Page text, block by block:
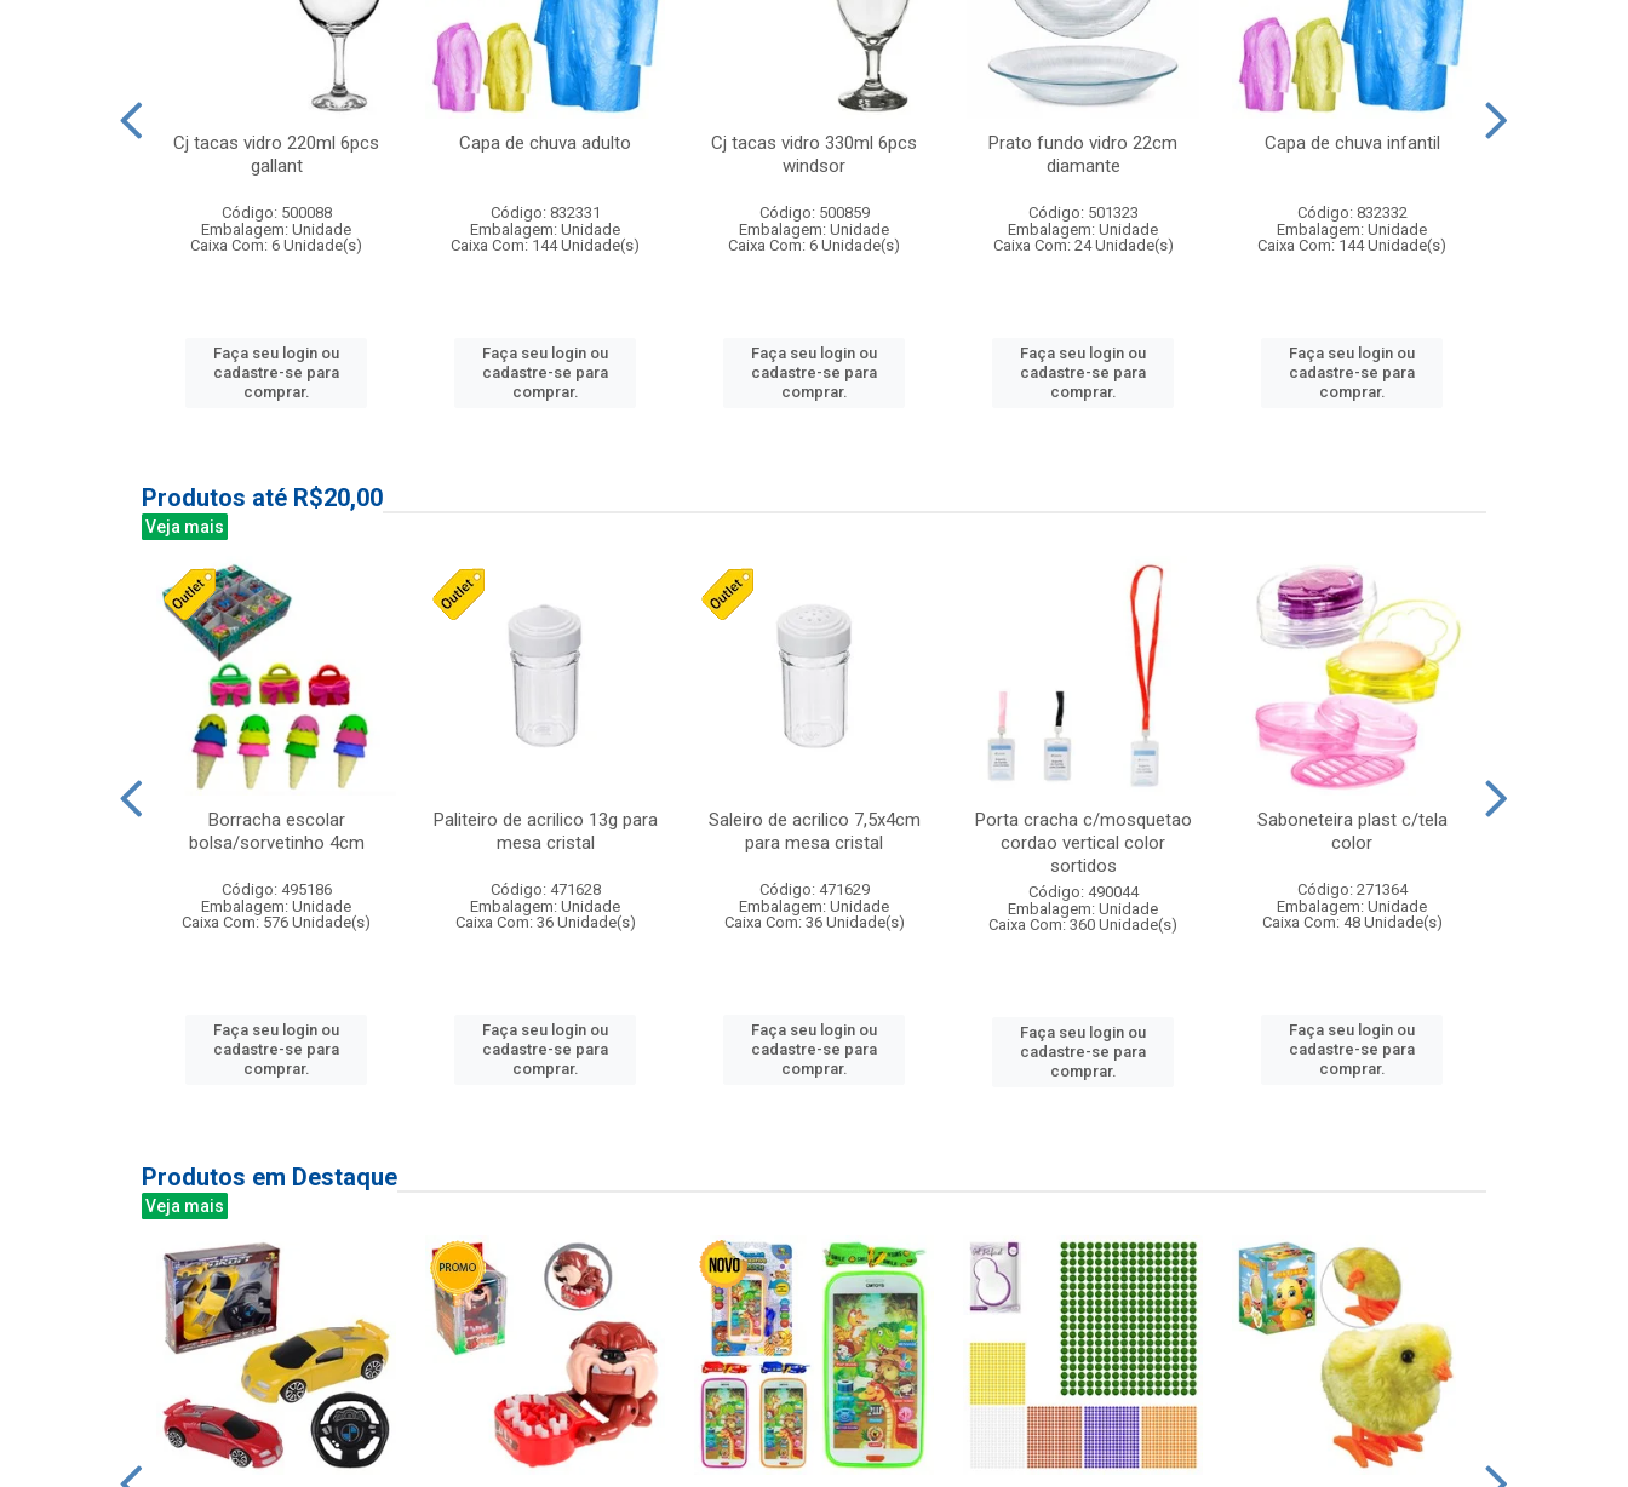
Cj tacas vidro 220ml 6pcs
gallant
Código: 500088
Embalagem: Unidade
Caixa Com: 6 Unidade(s)
Faça seu login ou
cadastre-se para
comprar.
Capa de chuva adulto
Código: 832331
Embalagem: Unidade
Caixa Com: 144 Unidade(s)
Faça seu login ou
cadastre-se para
comprar.
Cj tacas vidro 330ml 6pcs
windsor
Código: 500859
Embalagem: Unidade
Caixa Com: 6 Unidade(s)
Faça seu login ou
cadastre-se para
comprar.
Prato fundo vidro 22cm
diamante
Código: 501323
Embalagem: Unidade
Caixa Com: 24 Unidade(s)
Faça seu login ou
cadastre-se para
comprar.
Capa de chuva infantil
Código: 832332
Embalagem: Unidade
Caixa Com: 144 Unidade(s)
Faça seu login ou
cadastre-se para
comprar.
Produtos até R$20,00
Veja mais
Borracha escolar
bolsa/sorvetinho 4cm
Código: 495186
Embalagem: Unidade
Caixa Com: 576 Unidade(s)
Faça seu login ou
cadastre-se para
comprar.
Paliteiro de acrilico 13g para
mesa cristal
Código: 471628
Embalagem: Unidade
Caixa Com: 36 Unidade(s)
Faça seu login ou
cadastre-se para
comprar.
Saleiro de acrilico 7,5x4cm
para mesa cristal
Código: 471629
Embalagem: Unidade
Caixa Com: 36 Unidade(s)
Faça seu login ou
cadastre-se para
comprar.
Porta cracha c/mosquetao
cordao vertical color
sortidos
Código: 490044
Embalagem: Unidade
Caixa Com: 360 Unidade(s)
Faça seu login ou
cadastre-se para
comprar.
Saboneteira plast c/tela
color
Código: 271364
Embalagem: Unidade
Caixa Com: 48 Unidade(s)
Faça seu login ou
cadastre-se para
comprar.
Produtos em Destaque
Veja mais